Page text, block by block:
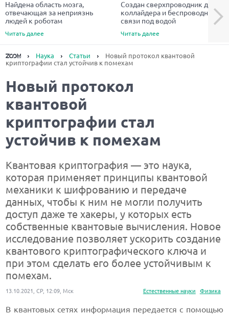
Найдена область мозга,
отвечающая за неприязнь
людей к роботам
Читать далее
Создан сверхпроводник для
коллайдера и беспроводной
связи под водой
Читать далее
Next
Наука Статьи
Новый протокол квантовой
криптографии стал устойчив к помехам
Новый протокол
квантовой
криптографии стал
устойчив к помехам
Квантовая криптография — это наука,
которая применяет принципы квантовой
механики к шифрованию и передаче
данных, чтобы к ним не могли получить
доступ даже те хакеры, у которых есть
собственные квантовые вычисления. Новое
исследование позволяет ускорить создание
квантового криптографического ключа и
при этом сделать его более устойчивым к
помехам.
Естественные науки Физика
13.10.2021, СР, 12:09, Мск
В квантовых сетях информация передается с помощью